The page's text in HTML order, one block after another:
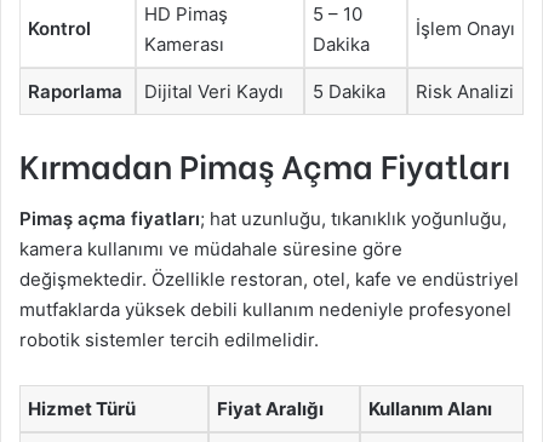
Kontrol
HD Pimaş
Kamerası
5 – 10
Dakika
İşlem Onayı
Raporlama Dijital Veri Kaydı 5 Dakika Risk Analizi
Kırmadan Pimaş Açma Fiyatları
Pimaş açma fiyatları; hat uzunluğu, tıkanıklık yoğunluğu,
kamera kullanımı ve müdahale süresine göre
değişmektedir. Özellikle restoran, otel, kafe ve endüstriyel
mutfaklarda yüksek debili kullanım nedeniyle profesyonel
robotik sistemler tercih edilmelidir.
Hizmet Türü Fiyat Aralığı Kullanım Alanı